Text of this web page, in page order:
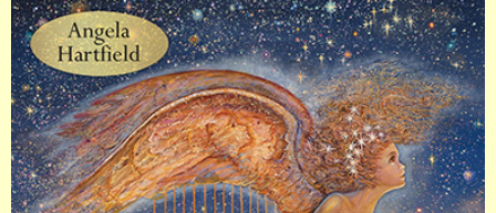
AUTEUR/SOORT
BESTELLEN